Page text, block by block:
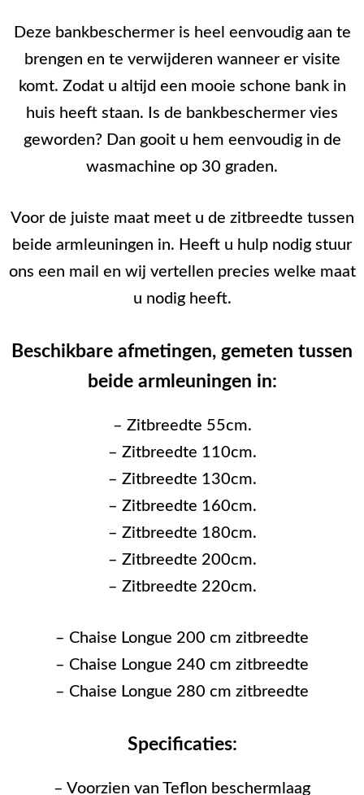
Deze bankbeschermer is heel eenvoudig aan te
brengen en te verwijderen wanneer er visite
komt. Zodat u altijd een mooie schone bank in
huis heeft staan. Is de bankbeschermer vies
geworden? Dan gooit u hem eenvoudig in de
wasmachine op 30 graden.
Voor de juiste maat meet u de zitbreedte tussen
beide armleuningen in. Heeft u hulp nodig stuur
ons een mail en wij vertellen precies welke maat
u nodig heeft.
Beschikbare afmetingen, gemeten tussen
beide armleuningen in:
– Zitbreedte 55cm.
– Zitbreedte 110cm.
– Zitbreedte 130cm.
– Zitbreedte 160cm.
– Zitbreedte 180cm.
– Zitbreedte 200cm.
– Zitbreedte 220cm.
– Chaise Longue 200 cm zitbreedte
– Chaise Longue 240 cm zitbreedte
– Chaise Longue 280 cm zitbreedte
Specificaties:
– Voorzien van Teflon beschermlaag